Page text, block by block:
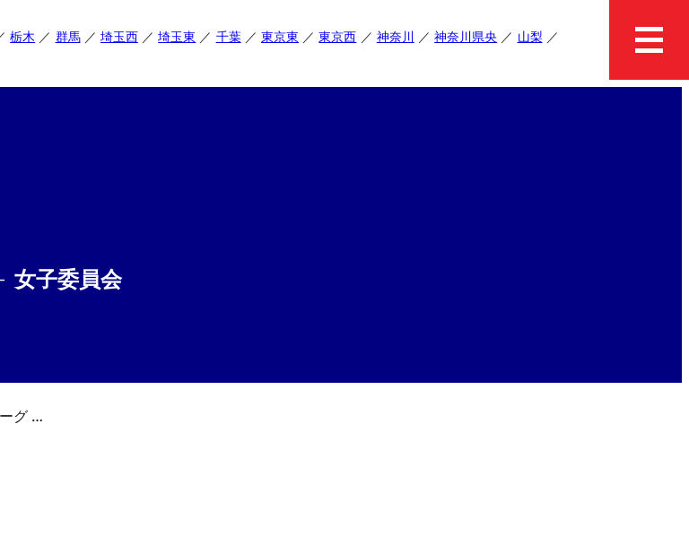
栃木 群馬 埼玉西 埼玉東 千葉 東京東 東京西 神奈川 神奈川県央
山梨
女子委員会
ヴィーナスリーグ 対 モンスターレディース